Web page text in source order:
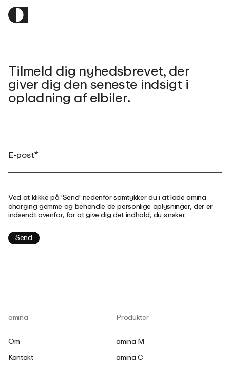
Tilmeld dig nyhedsbrevet, der
giver dig den seneste indsigt i
opladning af elbiler.
Ved at klikke på 'Send' nedenfor samtykker du i at lade amina
charging gemme og behandle de personlige oplysninger, der er
indsendt ovenfor, for at give dig det indhold, du ønsker.
amina
Om
Kontakt
Produkter
amina M
amina C